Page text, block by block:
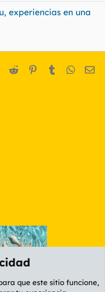
experiencias en una
Reddit Pinterest
Tumblr
que este sitio funcione,